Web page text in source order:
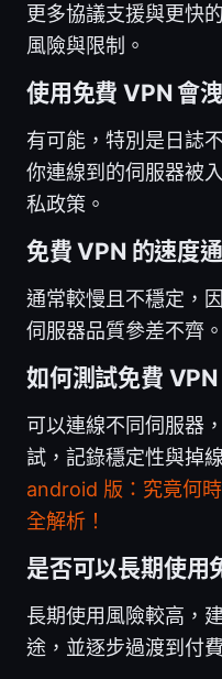
更多協議支援與更快
風險與限制。
使用免費 VPN 會
有可能，特別是日誌
你連線到的伺服器被
私政策。
免費 VPN 的速度
通常較慢且不穩定，
伺服器品質參差不齊。
如何測試免費 VPN
可以連線不同伺服器
試，記錄穩定性與掉
android 版：究竟何
全解析！
是否可以長期使用
長期使用風險較高，
途，並逐步過渡到付